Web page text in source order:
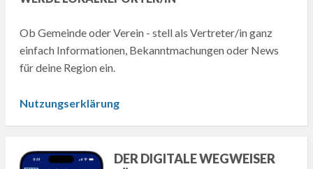
Ob Gemeinde oder Verein - stell als Vertreter/in ganz
einfach Informationen, Bekanntmachungen oder News
für deine Region ein.
Nutzungserklärung
DER DIGITALE WEGWEISER